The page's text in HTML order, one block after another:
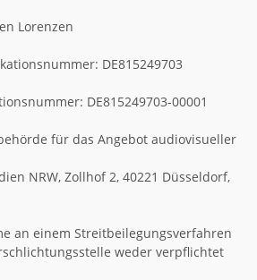
Lorenzen
DE815249703
DE815249703-00001
für das Angebot audiovisueller
NRW, Zollhof 2, 40221 Düsseldorf,
an einem Streitbeilegungsverfahren
weder verpflichtet